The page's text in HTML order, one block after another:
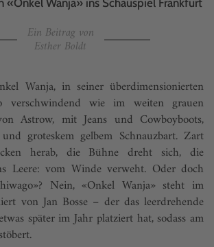
«Onkel Wanja» ins Schauspiel Frankfurt
Ein Beitrag von
Esther Boldt
Wanja, in seiner überdimensionierten
verschwindend wie im weiten grauen
Astrow, mit Jeans und Cowboyboots,
groteskem gelbem Schnauzbart. Zart
herab, die Bühne dreht sich, die
Leere: vom Winde verweht. Oder doch
Nein, «Onkel Wanja» steht im
von Jan Bosse – der das leerdrehende
später im Jahr platziert hat, sodass am